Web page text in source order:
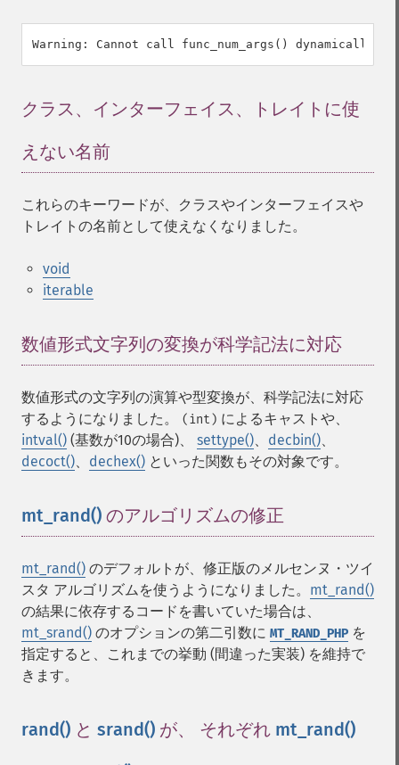
クラス、インターフェイス、トレイトに使
えない名前
これらのキーワードが、クラスやインターフェイスや
トレイトの名前として使えなくなりました。
void
iterable
数値形式文字列の変換が科学記法に対応
数値形式の文字列の演算や型変換が、科学記法に対応
するようになりました。
(int) によるキャストや、
intval() (基数が10の場合)、 settype()、 decbin()、
decoct()、 dechex() といった関数もその対象です。
mt_rand() のアルゴリズムの修正
mt_rand() のデフォルトが、修正版のメルセンヌ・ツイ
スタ アルゴリズムを使うようになりました。 mt_rand()
の結果に依存するコードを書いていた場合は、
mt_srand() のオプションの第二引数に MT_RAND_PHP を
指定すると、これまでの挙動 (間違った実装) を維持で
きます。
rand() と srand() が、 それぞれ mt_rand()